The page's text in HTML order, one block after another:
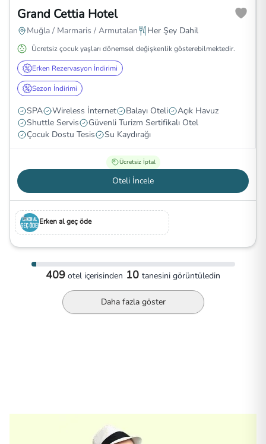
Grand Cettia Hotel
Muğla / Marmaris / Armutalan Her Şey Dahil
Ücretsiz çocuk yaşları dönemsel değişkenlik gösterebilmektedir.
Erken Rezervasyon İndirimi
Sezon İndirimi
SPA Wireless İnternet Balayı Oteli
Açık Havuz
Shuttle Servis
Güvenli Turizm Sertifikalı Otel
Çocuk Dostu Tesis
Su Kaydırağı
Ücretsiz İptal
Oteli İncele
Erken al geç öde
409 otel içerisinden 10 tanesini görüntüledin
Daha fazla göster